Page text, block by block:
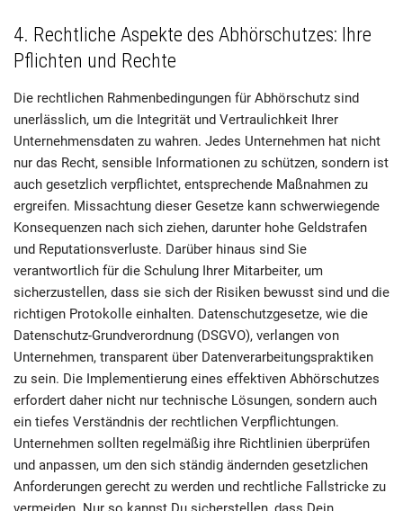
4. Rechtliche Aspekte des Abhörschutzes: Ihre
Pflichten und Rechte
Die rechtlichen Rahmenbedingungen für Abhörschutz sind
unerlässlich, um die Integrität und Vertraulichkeit Ihrer
Unternehmensdaten zu wahren. Jedes Unternehmen hat nicht
nur das Recht, sensible Informationen zu schützen, sondern ist
auch gesetzlich verpflichtet, entsprechende Maßnahmen zu
ergreifen. Missachtung dieser Gesetze kann schwerwiegende
Konsequenzen nach sich ziehen, darunter hohe Geldstrafen
und Reputationsverluste. Darüber hinaus sind Sie
verantwortlich für die Schulung Ihrer Mitarbeiter, um
sicherzustellen, dass sie sich der Risiken bewusst sind und die
richtigen Protokolle einhalten. Datenschutzgesetze, wie die
Datenschutz-Grundverordnung (DSGVO), verlangen von
Unternehmen, transparent über Datenverarbeitungspraktiken
zu sein. Die Implementierung eines effektiven Abhörschutzes
erfordert daher nicht nur technische Lösungen, sondern auch
ein tiefes Verständnis der rechtlichen Verpflichtungen.
Unternehmen sollten regelmäßig ihre Richtlinien überprüfen
und anpassen, um den sich ständig ändernden gesetzlichen
Anforderungen gerecht zu werden und rechtliche Fallstricke zu